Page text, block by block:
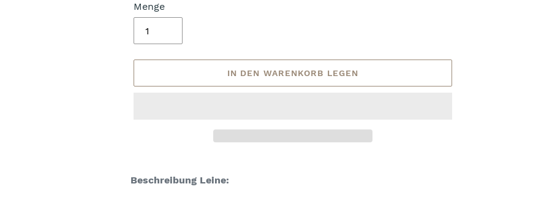
Menge
IN DEN WARENKORB LEGEN
wird
Beschreibung Leine: